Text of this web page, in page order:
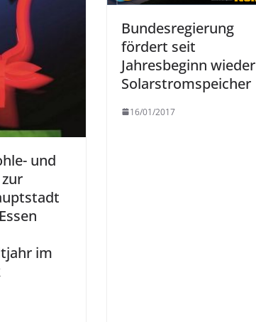
und
im
Bundesregierung
fördert seit
Jahresbeginn wieder
Solarstromspeicher
16/01/2017